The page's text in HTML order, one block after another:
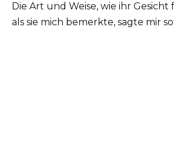
Die Art und Weise, wie ihr
als sie mich bemerkte, sagte mir